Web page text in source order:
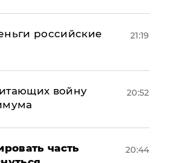
российские
21:19
войну
20:52
часть
20:44